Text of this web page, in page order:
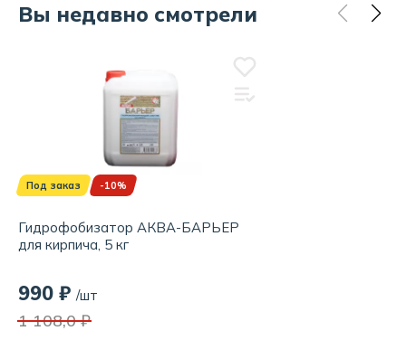
Вы недавно смотрели
Под заказ -10%
Гидрофобизатор АКВА-БАРЬЕР
для кирпича, 5 кг
990 ₽ /шт
1 108,0 ₽